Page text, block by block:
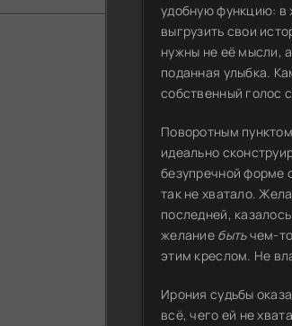
удобную функцию: в
выгрузить свои
нужны не её мысли,
поданная улыбка.
собственный голос
Поворотным
идеально
безупречной форме
так не хватало.
последней,
желание бытьчем-
этим креслом. Не
Ирония судьбы
всё, чего ей не